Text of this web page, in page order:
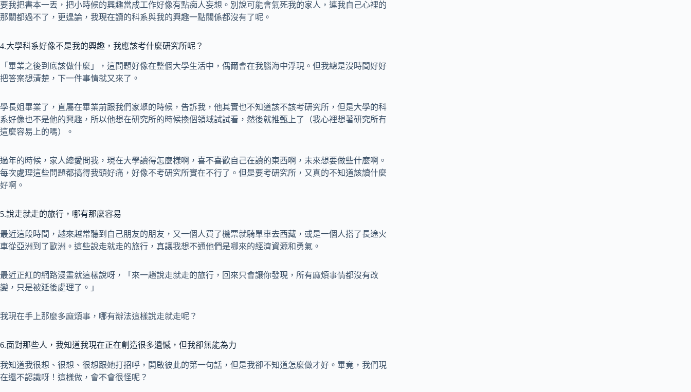
要我把書本一丟，把小時候的興趣當成工作好像有點痴人妄想。別說可能會氣死我的家人，連我自己心裡的
那關都過不了，更遑論，我現在讀的科系與我的興趣一點關係都沒有了呢。
4.大學科系好像不是我的興趣，我應該考什麼研究所呢？
「畢業之後到底該做什麼」，這問題好像在整個大學生活中，偶爾會在我腦海中浮現。但我總是沒時間好好
把答案想清楚，下一件事情就又來了。
學長姐畢業了，直屬在畢業前跟我們家聚的時候，告訴我，他其實也不知道該不該考研究所，但是大學的科
系好像也不是他的興趣，所以他想在研究所的時候換個領域試試看，然後就推甄上了（我心裡想著研究所有
這麼容易上的嗎）。
過年的時候，家人總愛問我，現在大學讀得怎麼樣啊，喜不喜歡自己在讀的東西啊，未來想要做些什麼啊。
每次處理這些問題都搞得我頭好痛，好像不考研究所實在不行了。但是要考研究所，又真的不知道該讀什麼
好啊。
5.說走就走的旅行，哪有那麼容易
最近這段時間，越來越常聽到自己朋友的朋友，又一個人買了機票就騎單車去西藏，或是一個人搭了長途火
車從亞洲到了歐洲。這些說走就走的旅行，真讓我想不通他們是哪來的經濟資源和勇氣。
最近正紅的網路漫畫就這樣說呀，「來一趟說走就走的旅行，回來只會讓你發現，所有麻煩事情都沒有改
變，只是被延後處理了。」
我現在手上那麼多麻煩事，哪有辦法這樣說走就走呢？
6.面對那些人，我知道我現在正在創造很多遺憾，但我卻無能為力
我知道我很想、很想、很想跟她打招呼，開啟彼此的第一句話，但是我卻不知道怎麼做才好。畢竟，我們現
在還不認識呀！這樣做，會不會很怪呢？